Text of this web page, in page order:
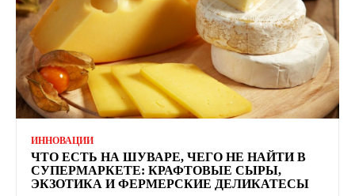
ИННОВАЦИИ
ЧТО ЕСТЬ НА ШУВАРЕ, ЧЕГО НЕ НАЙТИ В
СУПЕРМАРКЕТЕ: КРАФТОВЫЕ СЫРЫ,
ЭКЗОТИКА И ФЕРМЕРСКИЕ ДЕЛИКАТЕСЫ